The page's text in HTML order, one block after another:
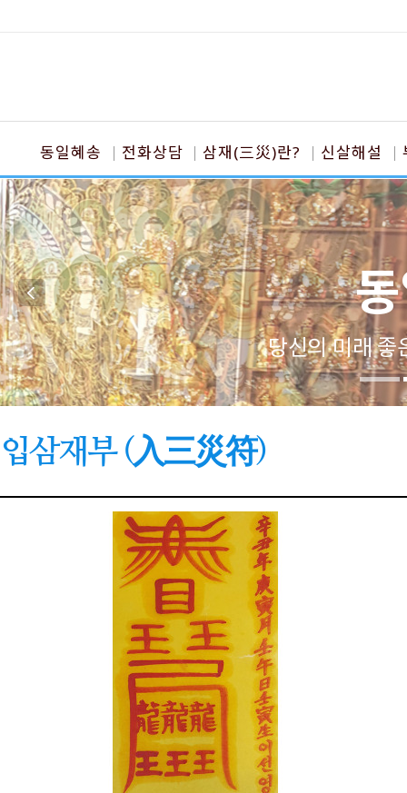
동일혜송 전화상담 삼재(三災)란? 신살해설
당신의 미래 좋
입삼재부 (入三災符)